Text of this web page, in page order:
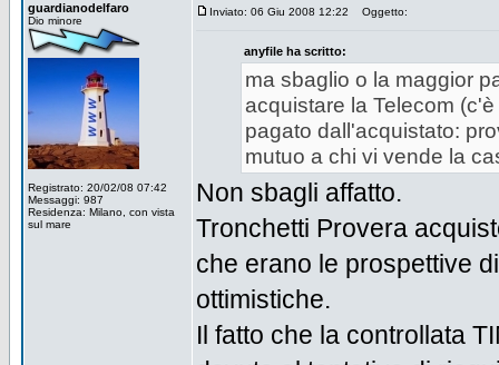
guardianodelfaro
Dio minore
Registrato: 20/02/08 07:42
Messaggi: 987
Residenza: Milano, con vista
sul mare
Inviato: 06 Giu 2008 12:22 Oggetto:
anyfile ha scritto:
ma sbaglio o la maggior
acquistare la Telecom
pagato dall'acquistato:
mutuo a chi vi vende la
Non sbagli affatto.
Tronchetti Provera
che erano le prospettive
ottimistiche.
Il fatto che la controllata